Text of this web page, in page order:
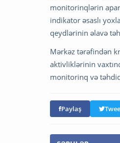
monitorinqlərin
indikator əsaslı
qeydlərinin əlavə
Mərkəz tərəfindən
aktivliklərinin
monitorinq və
Paylaş